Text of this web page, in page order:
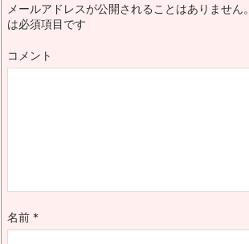
メールアドレスが公開されることはありません。
は必須項目です
コメント
名前 *